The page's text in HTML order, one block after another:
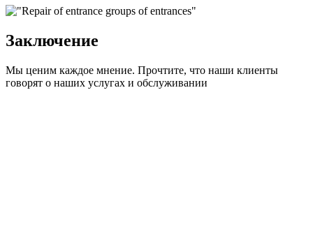
Заключение
Мы ценим каждое мнение. Прочтите, что наши клиенты
говорят о наших услугах и обслуживании